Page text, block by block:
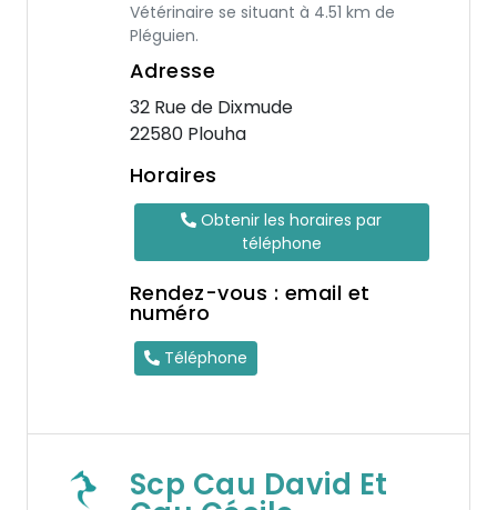
Vétérinaire se situant à 4.51 km de
Pléguien.
Adresse
32 Rue de Dixmude
22580 Plouha
Horaires
Obtenir les horaires par
téléphone
Rendez-vous : email et
numéro
Téléphone
Scp Cau David Et